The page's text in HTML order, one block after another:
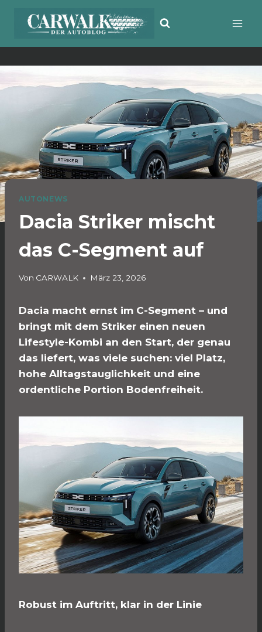
Inhalt
AUTONEWS
Dacia Striker mischt
das C-Segment auf
Von CARWALK März 23, 2026
Dacia macht ernst im C-Segment – und
bringt mit dem Striker einen neuen
Lifestyle-Kombi an den Start, der genau
das liefert, was viele suchen: viel Platz,
hohe Alltagstauglichkeit und eine
ordentliche Portion Bodenfreiheit.
Robust im Auftritt, klar in der Linie